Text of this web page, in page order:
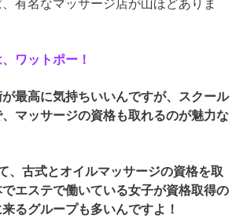
ワットポー！
最高に気持ちいいんですが、スクール
マッサージの資格も取れるのが魅力な
、古式とオイルマッサージの資格を取
エステで働いている女子が資格取得の
るグループも多いんですよ！